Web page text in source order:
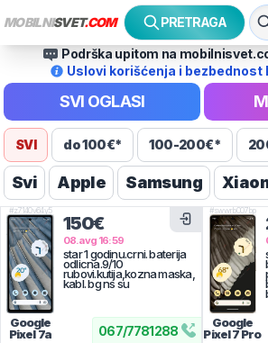
MOBILNISVET.COM PRETRAGA
Podrška upitom na
Uslovi korišćenja i bezbednost
SVI OGLASI
SVI do 100€* 100-200€*
Svi Apple Samsung
067/7781288
#z7140v64y5
Google
Pixel 7a
150€
08.avg 16:59
star 1 godinu.crni. baterija
odlicna.9/10
rubovi.kutija,kozna maska,
kabl. bg ns su
#swwrb007bp
Google
Pixel 7 Pro